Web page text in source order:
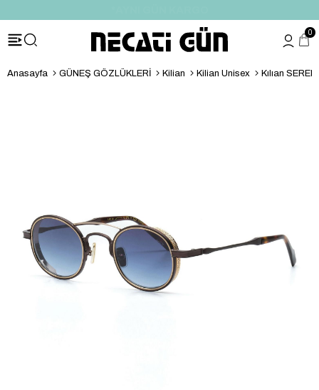
0
Anasayfa GÜNEŞ GÖZLÜKLERİ Kilian Kilian Unisex Kılıan